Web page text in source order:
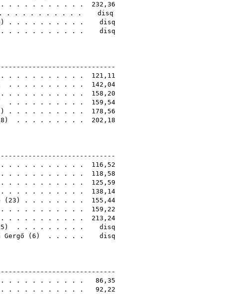
. . . . . . . . . . 232,36
. . . . . . . . . . disq
) . . . . . . . . . . disq
. . . . . . . . . . . disq
. . . . . . . . . . 121,11
. . . . . . . . . . 142,04
. . . . . . . . . . 158,20
. . . . . . . . . . 159,54
) . . . . . . . . . . 178,56
) . . . . . . . . . 202,18
. . . . . . . . . . 116,52
. . . . . . . . . . 118,58
. . . . . . . . . . 125,59
. . . . . . . . . . 138,14
( 23 ) . . . . . . . . 155,44
. . . . . . . . . . 159,22
. . . . . . . . . . . 213,24
) . . . . . . . . . disq
Gergő ( 6 ) . . . . . disq
. . . . . . . . . . 86,35
. . . . . . . . . . 92,22